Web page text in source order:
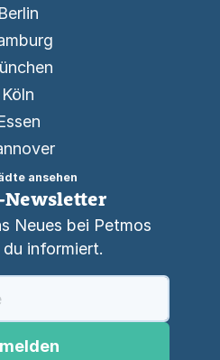
Berlin
Köln
ansehen
Newsletter
Neues bei Petmos
informiert.